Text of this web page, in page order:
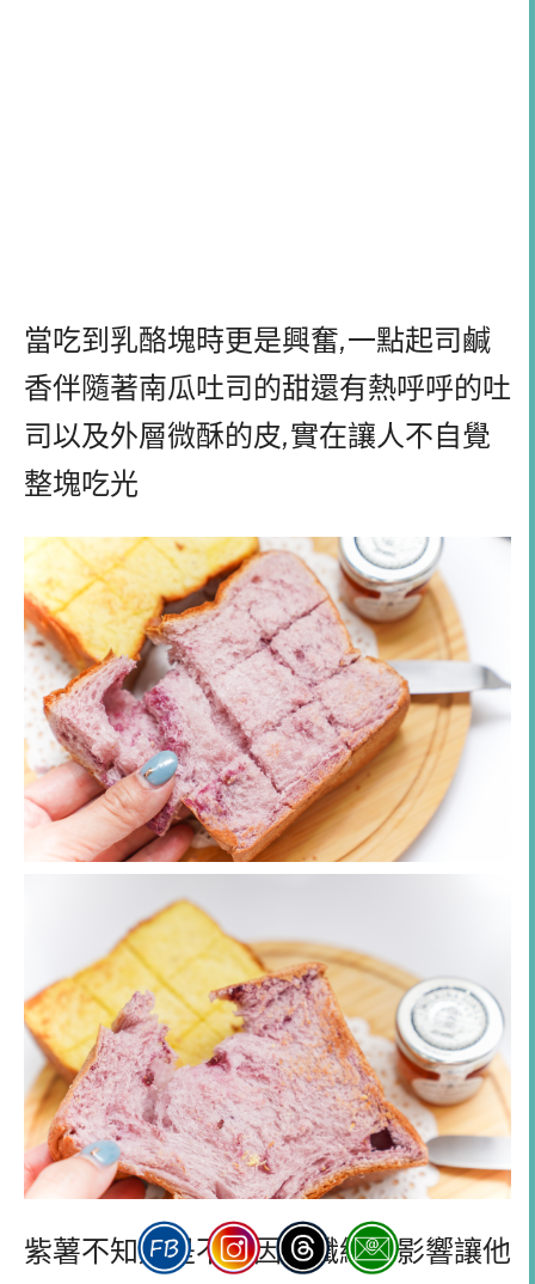
當吃到乳酪塊時更是興奮,一點起司鹹
香伴隨著南瓜吐司的甜還有熱呼呼的吐
司以及外層微酥的皮,實在讓人不自覺
整塊吃光
紫薯不知道是不是因為纖維的影響讓他